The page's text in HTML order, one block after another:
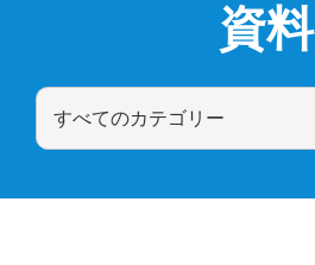
資料